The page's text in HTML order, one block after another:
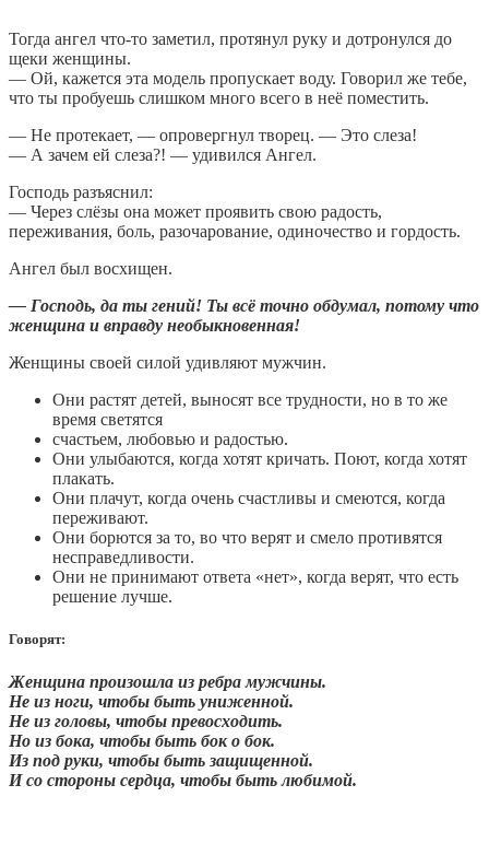
Тогда ангел что-то заметил, протянул руку и дотронулся до
щеки женщины.
— Ой, кажется эта модель пропускает воду. Говорил же тебе,
что ты пробуешь слишком много всего в неё поместить.
— Не протекает, — опровергнул творец. — Это слеза!
— А зачем ей слеза?! — удивился Ангел.
Господь разъяснил:
— Через слёзы она может проявить свою радость,
переживания, боль, разочарование, одиночество и гордость.
Ангел был восхищен.
— Господь, да ты гений! Ты всё точно обдумал, потому что
женщина и вправду необыкновенная!
Женщины своей силой удивляют мужчин.
Они растят детей, выносят все трудности, но в то же
время светятся
счастьем, любовью и радостью.
Они улыбаются, когда хотят кричать. Поют, когда хотят
плакать.
Они плачут, когда очень счастливы и смеются, когда
переживают.
Они борются за то, во что верят и смело противятся
несправедливости.
Они не принимают ответа «нет», когда верят, что есть
решение лучше.
Говорят:
Женщина произошла из ребра мужчины.
Не из ноги, чтобы быть униженной.
Не из головы, чтобы превосходить.
Но из бока, чтобы быть бок о бок.
Из под руки, чтобы быть защищенной.
И со стороны сердца, чтобы быть любимой.